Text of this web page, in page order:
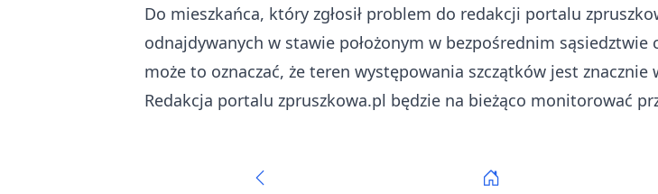
Do mieszkańca, który zgłosił problem do redakcji portalu
odnajdywanych w stawie położonym w bezpośrednim
może to oznaczać, że teren występowania szczątków jest
Redakcja portalu zpruszkowa.pl będzie na bieżąco monitorować